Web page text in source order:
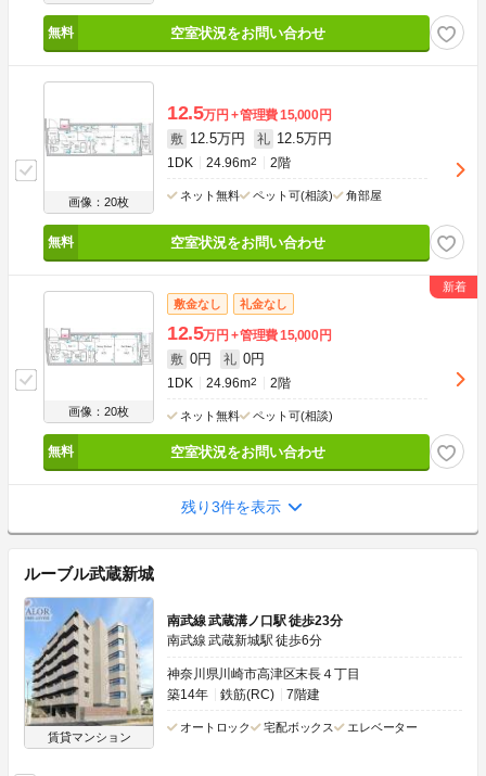
空室状況をお問い合わせ
画像：20枚
12.5万円 管理費15,000円
敷 12.5万円 礼 12.5万円
1DK 24.96m2 2階
ネット無料 ペット可(相談) 角部屋
空室状況をお問い合わせ
画像：20枚
敷金なし 礼金なし
12.5万円 管理費15,000円
敷 0円 礼 0円
1DK 24.96m2 2階
ネット無料 ペット可(相談)
空室状況をお問い合わせ
残り3件を表示
ルーブル武蔵新城
賃貸マンション
南武線 武蔵溝ノ口駅 徒歩23分
南武線 武蔵新城駅 徒歩6分
神奈川県川崎市高津区末長４丁目
築14年
鉄筋(RC) 7階建
オートロック 宅配ボックス エレベーター